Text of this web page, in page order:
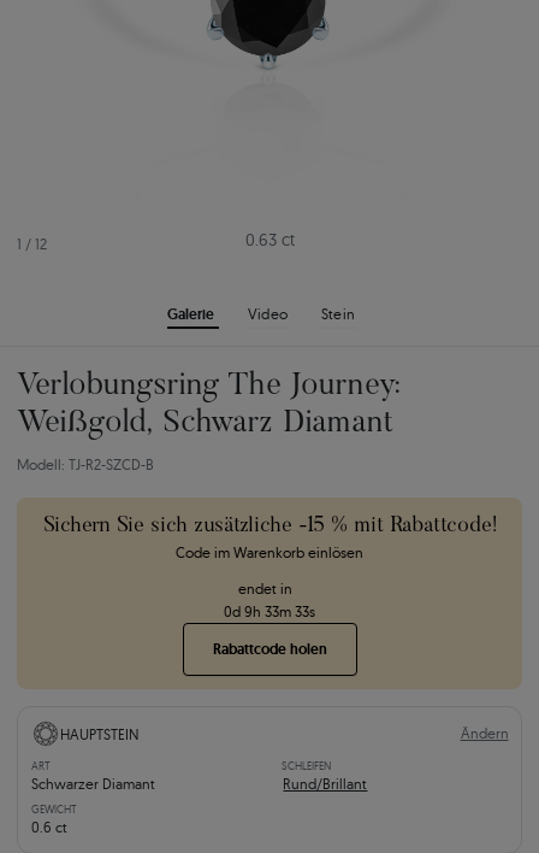
1 / 12
Galerie Video Stein
0.63 ct
Verlobungsring The Journey:
Weißgold, Schwarz Diamant
Modell: TJ-R2-SZCD-B
Sichern Sie sich zusätzliche -15 % mit Rabattcode!
Code im Warenkorb einlösen
endet in
0d 9h 33m 32s
Rabattcode holen
HAUPTSTEIN Ändern
ART
Schwarzer Diamant
SCHLEIFEN
Rund/Brillant
GEWICHT
0.6 ct